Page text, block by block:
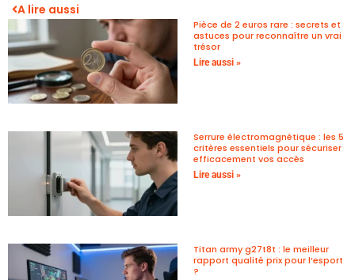
A lire aussi
Pièce de 2 euros rare : secrets et
astuces pour reconnaître un vrai
trésor
Lire aussi »
Serrure électromagnétique : les 5
critères essentiels pour sécuriser
efficacement vos accès
Lire aussi »
Titan army g27t8t : le meilleur
rapport qualité prix pour l’esport
?